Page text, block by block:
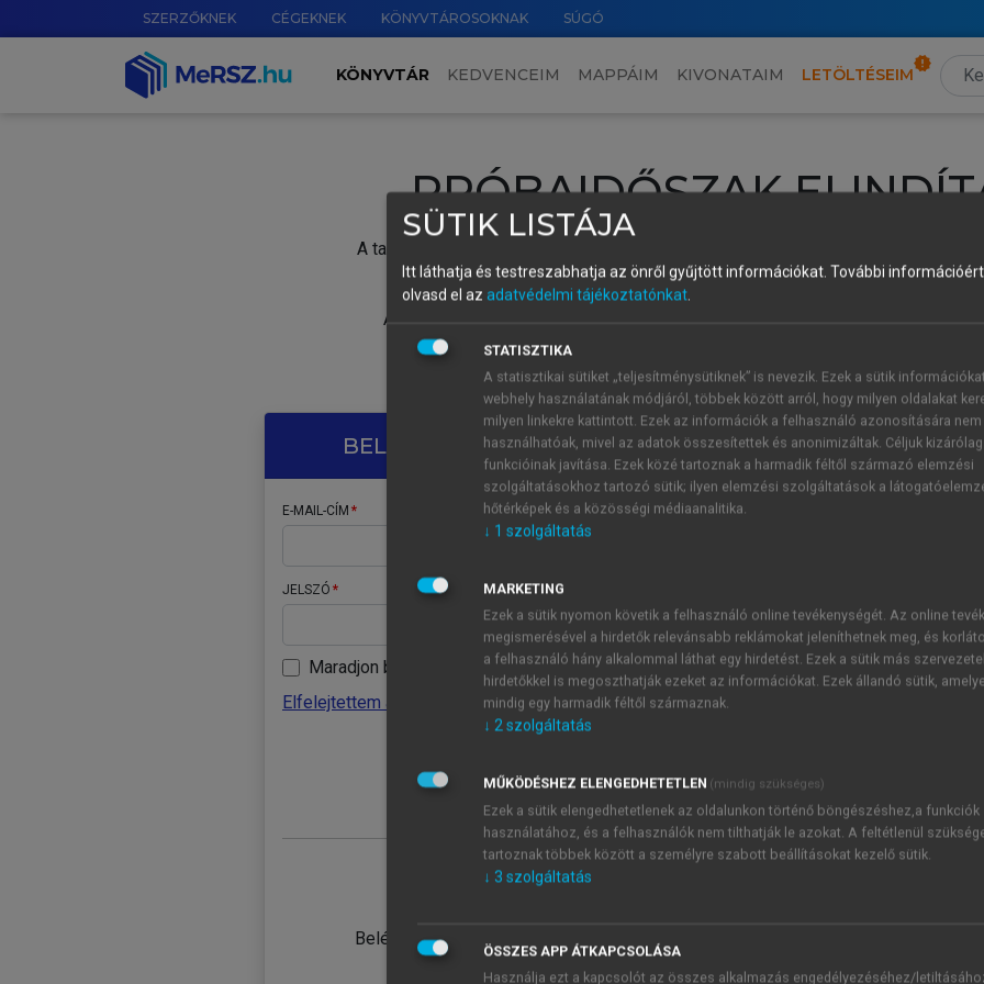
SZERZŐKNEK CÉGEKNEK KÖNYVTÁROSOKNAK SÚGÓ
KÖNYVTÁR KEDVENCEIM MAPPÁIM KIVONATAIM LETÖLTÉSEIM
PRÓBAIDŐSZAK
A tartalom megtekintéséhez lépj be a saját fiókoddal, iskolai azonosítóddal vagy
Új felhasználóként1 óra díjmentes hozzáférésrevagy
A próbaidőszak elindításához,
vagy hozz
A regisztráció után a
BELÉPÉS SAJÁT FIÓKKAL
E-MAIL-CÍM
JELSZÓ
Maradjon belépve
Elfelejtettem a jelszavamat
Belépés intézményi azonosítóval
ÚJ FIÓK
1 óra
JELSZÓ
Kérek értesítést a MeRSZ
Kérek értesítést az
SÜTIK LISTÁJA
Itt láthatja és testreszabhatja az önről gyűjtött információkat. További
olvasd el az adatvédelmi tájékoztatónkat.
STATISZTIKA
A statisztikai sütiket „teljesítménysütiknek” is nevezik. Ezek a sütik
webhely használatának módjáról, többek között arról, hogy milyen oldalakat
milyen linkekre kattintott. Ezek az információk a felhasználó azonosítására nem
használhatóak, mivel az adatok összesítettek és anonimizáltak. Céljuk
funkcióinak javítása. Ezek közé tartoznak a harmadik féltől származó elemzési
szolgáltatásokhoz tartozó sütik; ilyen elemzési szolgáltatások a
hőtérképek és a közösségi médiaanalitika.
↓ 1 szolgáltatás
MARKETING
Ezek a sütik nyomon követik a felhasználó online tevékenységét. Az online
megismerésével a hirdetők relevánsabb reklámokat jeleníthetnek meg, és
a felhasználó hány alkalommal láthat egy hirdetést. Ezek a sütik más
hirdetőkkel is megoszthatják ezeket az információkat. Ezek állandó sütik,
mindig egy harmadik féltől származnak.
↓ 2szolgáltatás
MŰKÖDÉSHEZ ELENGEDHETETLEN (mindig szükséges)
Ezek a sütik elengedhetetlenek az oldalunkon történő böngészéshez,a funkciók
használatához, és a felhasználók nem tilthatják le azokat. A feltétlenül
tartoznak többek között a személyre szabott beállításokat kezelő sütik.
↓ 3 szolgáltatás
ÖSSZES APP ÁTKAPCSOLÁSA
Használja ezt a kapcsolót az összes alkalmazás engedélyezéséhez/